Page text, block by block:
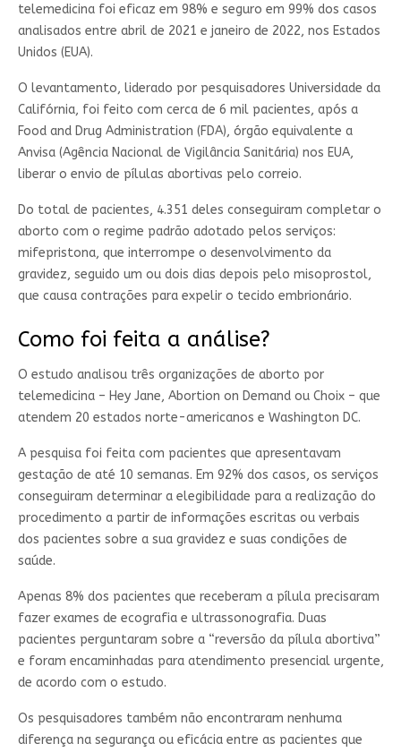
telemedicina foi eficaz em 98% e seguro em 99% dos casos
analisados entre abril de 2021 e janeiro de 2022, nos Estados
Unidos (EUA).
O levantamento, liderado por pesquisadores Universidade da
Califórnia, foi feito com cerca de 6 mil pacientes, após a
Food and Drug Administration (FDA), órgão equivalente a
Anvisa (Agência Nacional de Vigilância Sanitária) nos EUA,
liberar o envio de pílulas abortivas pelo correio.
Do total de pacientes, 4.351 deles conseguiram completar o
aborto com o regime padrão adotado pelos serviços:
mifepristona, que interrompe o desenvolvimento da
gravidez, seguido um ou dois dias depois pelo misoprostol,
que causa contrações para expelir o tecido embrionário.
Como foi feita a análise?
O estudo analisou três organizações de aborto por
telemedicina – Hey Jane, Abortion on Demand ou Choix – que
atendem 20 estados norte-americanos e Washington DC.
A pesquisa foi feita com pacientes que apresentavam
gestação de até 10 semanas. Em 92% dos casos, os serviços
conseguiram determinar a elegibilidade para a realização do
procedimento a partir de informações escritas ou verbais
dos pacientes sobre a sua gravidez e suas condições de
saúde.
Apenas 8% dos pacientes que receberam a pílula precisaram
fazer exames de ecografia e ultrassonografia. Duas
pacientes perguntaram sobre a “reversão da pílula abortiva”
e foram encaminhadas para atendimento presencial urgente,
de acordo com o estudo.
Os pesquisadores também não encontraram nenhuma
diferença na segurança ou eficácia entre as pacientes que